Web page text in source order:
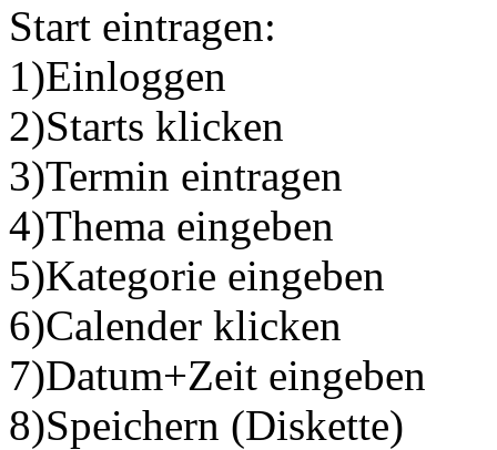
Start eintragen:
1)Einloggen
2)Starts klicken
3)Termin eintragen
4)Thema eingeben
5)Kategorie eingeben
6)Calender klicken
7)Datum+Zeit eingeben
8)Speichern (Diskette)